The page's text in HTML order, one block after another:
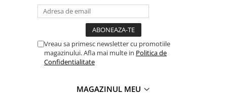
Decoratiuni
Jucarii educative
Jucarii electronice
Jucarii interactive
Vreau sa primesc newsletter cu promotiile
magazinului. Afla mai multe in Politica de
Confidentialitate
MAGAZINUL MEU